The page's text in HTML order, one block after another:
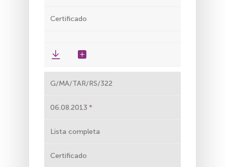
Certificado
G/MA/TAR/RS/322
06.08.2013
Lista completa
Certificado